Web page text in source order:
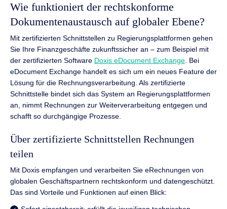
Wie funktioniert der rechtskonforme
Dokumentenaustausch auf globaler Ebene?
Mit zertifizierten Schnittstellen zu Regierungsplattformen gehen
Sie Ihre Finanzgeschäfte zukunftssicher an – zum Beispiel mit
der zertifizierten Software Doxis eDocument Exchange . Bei
eDocument Exchange handelt es sich um ein neues Feature der
Lösung für die Rechnungsverarbeitung. Als zertifizierte
Schnittstelle bindet sich das System an Regierungsplattformen
an, nimmt Rechnungen zur Weiterverarbeitung entgegen und
schafft so durchgängige Prozesse.
Über zertifizierte Schnittstellen Rechnungen
teilen
Mit Doxis empfangen und verarbeiten Sie eRechnungen von
globalen Geschäftspartnern rechtskonform und datengeschützt.
Das sind Vorteile und Funktionen auf einen Blick: